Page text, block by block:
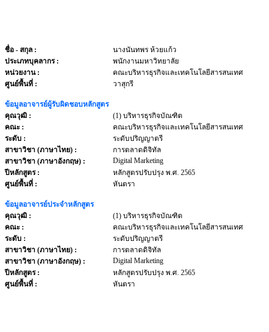
ชื่อ - สกุล :
นางนันทพร ห้วยแก้ว
ประเภทบุคลากร :
พนักงานมหาวิทยาลัย
หน่วยงาน :
คณะบริหารธุรกิจและเทคโนโลยีสารสนเทศ
ศูนย์พื้นที่ :
วาสุกรี
ข้อมูลอาจารย์ผู้รับผิดชอบหลักสูตร
คุณวุฒิ :
(1) บริหารธุรกิจบัณฑิต
คณะ :
คณะบริหารธุรกิจและเทคโนโลยีสารสนเทศ
ระดับ :
ระดับปริญญาตรี
สาขาวิชา (ภาษาไทย) :
การตลาดดิจิทัล
สาขาวิชา (ภาษาอังกฤษ) :
Digital Marketing
ปีหลักสูตร :
หลักสูตรปรับปรุง พ.ศ. 2565
ศูนย์พื้นที่ :
หันตรา
ข้อมูลอาจารย์ประจำหลักสูตร
คุณวุฒิ :
(1) บริหารธุรกิจบัณฑิต
คณะ :
คณะบริหารธุรกิจและเทคโนโลยีสารสนเทศ
ระดับ :
ระดับปริญญาตรี
สาขาวิชา (ภาษาไทย) :
การตลาดดิจิทัล
สาขาวิชา (ภาษาอังกฤษ) :
Digital Marketing
ปีหลักสูตร :
หลักสูตรปรับปรุง พ.ศ. 2565
ศูนย์พื้นที่ :
หันตรา